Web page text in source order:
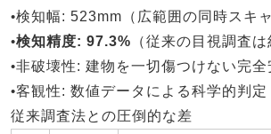
•検知幅: 523mm（広範囲の同時スキャ
•検知精度: 97.3% （従来の目視調査は
•非破壊性: 建物を一切傷つけない完全
•客観性: 数値データによる科学的判定
従来調査法との圧倒的な差